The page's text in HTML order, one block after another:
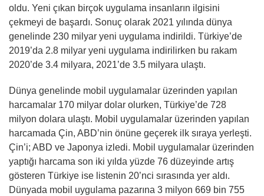
oldu. Yeni çıkan birçok uygulama insanların ilgisini
çekmeyi de başardı. Sonuç olarak 2021 yılında dünya
genelinde 230 milyar yeni uygulama indirildi. Türkiye’de
2019’da 2.8 milyar yeni uygulama indirilirken bu rakam
2020’de 3.4 milyara, 2021’de 3.5 milyara ulaştı.
Dünya genelinde mobil uygulamalar üzerinden yapılan
harcamalar 170 milyar dolar olurken, Türkiye’de 728
milyon dolara ulaştı. Mobil uygulamalar üzerinden yapılan
harcamada Çin, ABD’nin önüne geçerek ilk sıraya yerleşti.
Çin’i; ABD ve Japonya izledi. Mobil uygulamalar üzerinden
yaptığı harcama son iki yılda yüzde 76 düzeyinde artış
gösteren Türkiye ise listenin 20’nci sırasında yer aldı.
Dünyada mobil uygulama pazarına 3 milyon 669 bin 755